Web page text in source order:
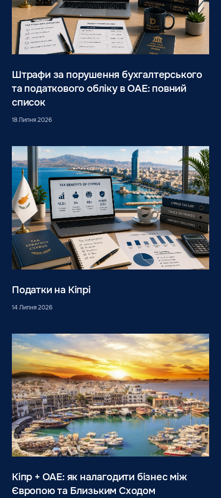
Штрафи за порушення бухгалтерського
та податкового обліку в ОАЕ: повний
список
18 Липня 2026
Податки на Кіпрі
14 Липня 2026
Кіпр + ОАЕ: як налагодити бізнес між
Європою та Близьким Сходом